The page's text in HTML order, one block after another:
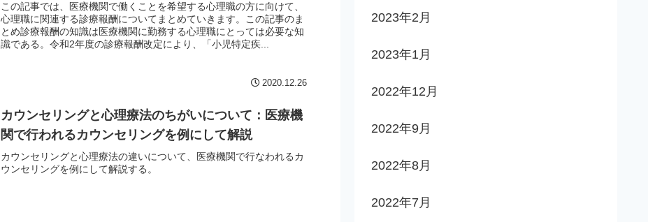
この記事では、医療機関で働くことを希望する心理職の方に向けて、
心理職に関連する診療報酬についてまとめていきます。この記事のま
とめ診療報酬の知識は医療機関に勤務する心理職にとっては必要な知
識である。令和2年度の診療報酬改定により、「小児特定疾...
2020.12.26
カウンセリングと心理療法のちがいについて：医療機
関で行われるカウンセリングを例にして解説
カウンセリングと心理療法の違いについて、医療機関で行なわれるカ
ウンセリングを例にして解説する。
2023年2月
2023年1月
2022年12月
2022年9月
2022年8月
2022年7月